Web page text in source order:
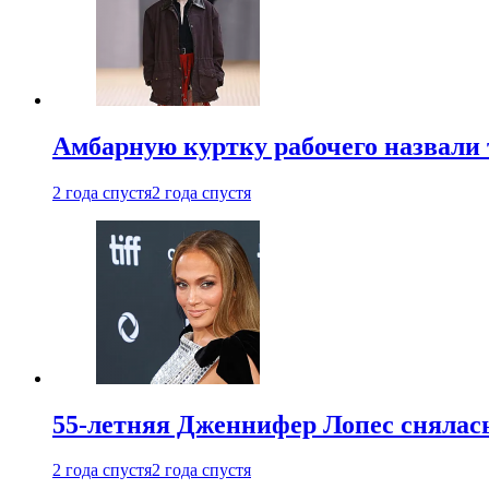
Амбарную куртку рабочего
2 года спустя2 года спустя
55-летняя Дженнифер Лопес
2 года спустя2 года спустя